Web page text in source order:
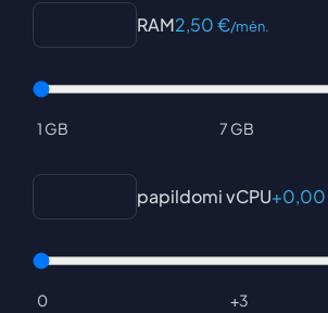
RAM2,50€/mėn.
1 GB 7 GB
papildomi vCPU+0,00
0 +3